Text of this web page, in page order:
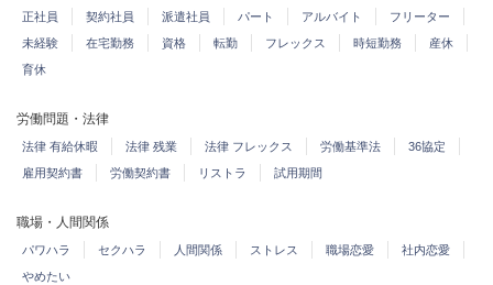
正社員 契約社員 派遣社員 パート アルバイト
フリーター
未経験
在宅勤務 資格 転勤 フレックス 時短勤務
産休
育休
労働問題・法律
法律 有給休暇 法律 残業 法律 フレックス 労働基準法
36協定
雇用契約書
労働契約書 リストラ 試用期間
職場・人間関係
パワハラ セクハラ 人間関係 ストレス 職場恋愛
社内恋愛
やめたい